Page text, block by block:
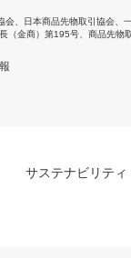
会 日本商品先物取引協会
（金商）第195号、商品先物
サステナビリティ